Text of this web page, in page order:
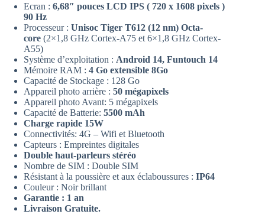
Ecran : 6,68″ pouces LCD IPS ( 720 x 1608 pixels )
90 Hz
Processeur : Unisoc Tiger T612 (12 nm) Octa-
core (2×1,8 GHz Cortex-A75 et 6×1,8 GHz Cortex-
A55)
Système d’exploitation : Android 14, Funtouch 14
Mémoire RAM : 4 Go extensible 8Go
Capacité de Stockage : 128 Go
Appareil photo arrière : 50 mégapixels
Appareil photo Avant: 5 mégapixels
Capacité de Batterie: 5500 mAh
Charge rapide 15W
Connectivités: 4G – Wifi et Bluetooth
Capteurs : Empreintes digitales
Double haut-parleurs stéréo
Nombre de SIM : Double SIM
Résistant à la poussière et aux éclaboussures : IP64
Couleur : Noir brillant
Garantie : 1 an
Livraison Gratuite.